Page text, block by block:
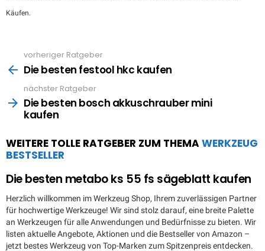
Käufen.
more
vorheriger Ratgeber
Die besten festool hkc kaufen
nächster Ratgeber
Die besten bosch akkuschrauber mini
kaufen
WEITERE TOLLE RATGEBER ZUM THEMAWERKZEUG
BESTSELLER
Die besten metabo ks 55 fs sägeblatt kaufen
Herzlich willkommen im Werkzeug Shop, Ihrem zuverlässigen Partner
für hochwertige Werkzeuge! Wir sind stolz darauf, eine breite Palette
an Werkzeugen für alle Anwendungen und Bedürfnisse zu bieten. Wir
listen aktuelle Angebote, Aktionen und die Bestseller von Amazon –
jetzt bestes Werkzeug von Top-Marken zum Spitzenpreis entdecken.